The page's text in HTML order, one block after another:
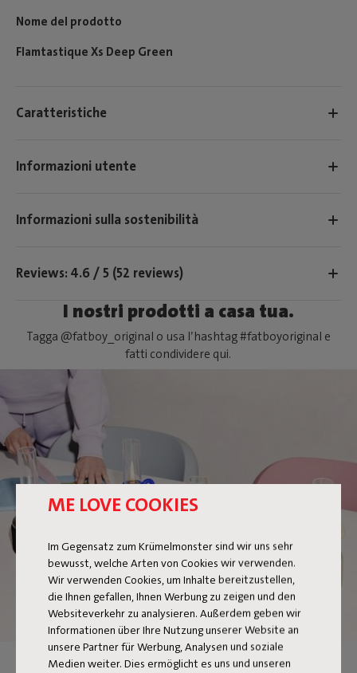
ME LOVE COOKIES
Im Gegensatz zum Krümelmonster sind wir uns sehr
bewusst, welche Arten von Cookies wir verwenden.
Wir verwenden Cookies, um Inhalte bereitzustellen,
die Ihnen gefallen, Ihnen Werbung zu zeigen und den
Websiteverkehr zu analysieren. Außerdem geben wir
Informationen über Ihre Nutzung unserer Website an
unsere Partner für Werbung, Analysen und soziale
Medien weiter. Dies ermöglicht es uns und unseren
Nome del prodotto
Flamtastique Xs Deep Green
Caratteristiche
Informazioni utente
Informazioni sulla sostenibilità
Reviews: 4.6 / 5 (52 reviews)
I nostri prodotti a casa tua.
Tagga @fatboy_original o usa l’hashtag #fatboyoriginal e
fatti condividere qui.
FLAMTASTIQUE XS